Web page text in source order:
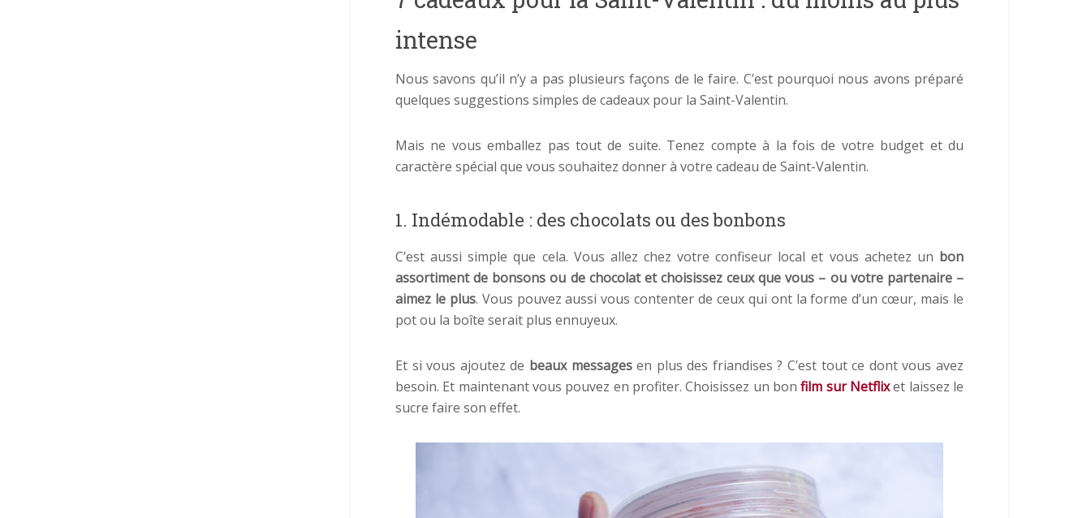
intense
Nous savons qu’il n’y a pas plusieurs façons de le faire. C’est pourquoi nous avons préparé
quelques suggestions simples de cadeaux pour la Saint-Valentin.
Mais ne vous emballez pas tout de suite. Tenez compte à la fois de votre budget et du
caractère spécial que vous souhaitez donner à votre cadeau de Saint-Valentin.
1. Indémodable : des chocolats ou des bonbons
C’est aussi simple que cela. Vous allez chez votre confiseur local et vous achetez un bon
assortiment de bonsons ou de chocolat et choisissez ceux que vous – ou votre partenaire –
aimez le plus. Vous pouvez aussi vous contenter de ceux qui ont la forme d’un cœur, mais le
pot ou la boîte serait plus ennuyeux.
Et si vous ajoutez de beaux messagesen plus des friandises ? C’est tout ce dont vous avez
besoin. Et maintenant vous pouvez en profiter. Choisissez un bonfilm sur Netflixet laissez le
sucre faire son effet.